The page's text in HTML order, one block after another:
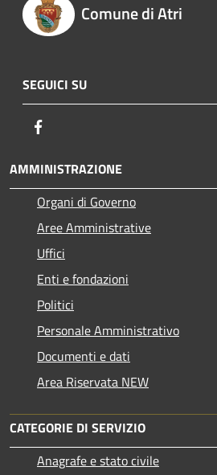
Comune di Atri
SEGUICI SU
AMMINISTRAZIONE
Organi di Governo
Aree Amministrative
Uffici
Enti e fondazioni
Politici
Personale Amministrativo
Documenti e dati
Area Riservata NEW
CATEGORIE DI SERVIZIO
Anagrafe e stato civile